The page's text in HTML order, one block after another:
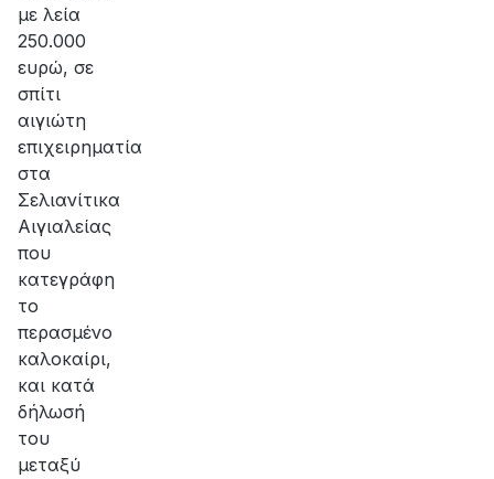
με λεία
250.000
ευρώ, σε
σπίτι
αιγιώτη
επιχειρηματία
στα
Σελιανίτικα
Αιγιαλείας
που
κατεγράφη
το
περασμένο
καλοκαίρι,
και κατά
δήλωσή
του
μεταξύ